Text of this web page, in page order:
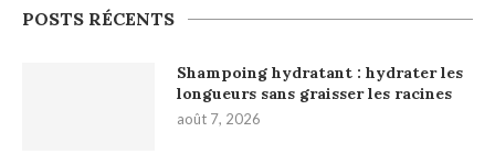
POSTS RÉCENTS
Shampoing hydratant : hydrater les
longueurs sans graisser les racines
août 7, 2026